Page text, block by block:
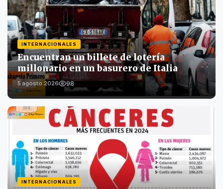
INTERNACIONALES
Encuentran un billete de lotería
millonario en un basurero de Italia
5 agosto 2026 98
INTERNACIONALES